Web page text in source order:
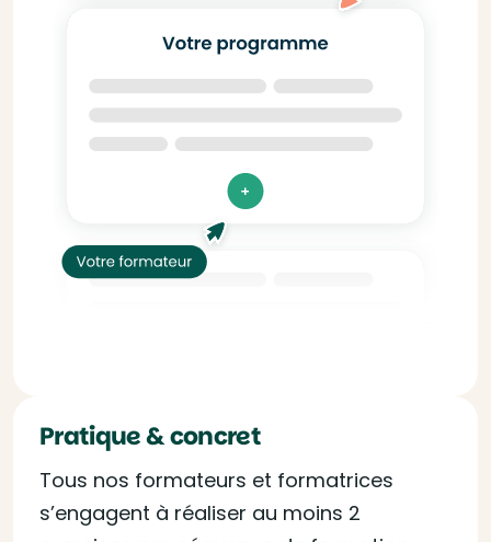
Pratique & concret
Tous nos formateurs et formatrices
s’engagent à réaliser au moins 2